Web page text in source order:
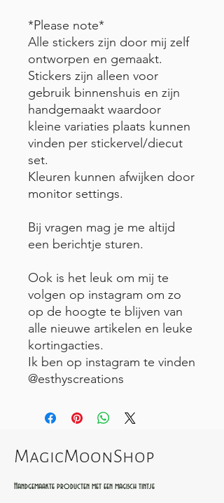
*Please note*
Alle stickers zijn door mij zelf
ontworpen en gemaakt.
Stickers zijn alleen voor
gebruik binnenshuis en zijn
handgemaakt waardoor
kleine variaties plaats kunnen
vinden per stickervel/diecut
set.
Kleuren kunnen afwijken door
monitor settings.
Bij vragen mag je me altijd
een berichtje sturen.
Ook is het leuk om mij te
volgen op instagram om zo
op de hoogte te blijven van
alle nieuwe artikelen en leuke
kortingacties.
Ik ben op instagram te vinden
@esthyscreations
MagicMoonShop
Handgemaakte producten met een magisch tintje